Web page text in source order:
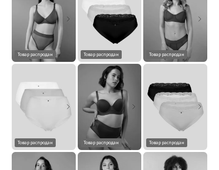
Товар распродан Товар распродан Товар распродан
Товар распродан Товар распродан Товар распродан